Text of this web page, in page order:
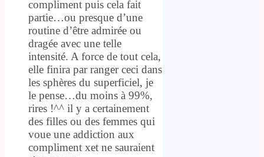
compliment puis cela fait
partie…ou presque d’une
routine d’être admirée ou
dragée avec une telle
intensité. A force de tout cela,
elle finira par ranger ceci dans
les sphères du superficiel, je
le pense…du moins à 99%,
rires !^^ il y a certainement
des filles ou des femmes qui
voue une addiction aux
compliment xet ne sauraient